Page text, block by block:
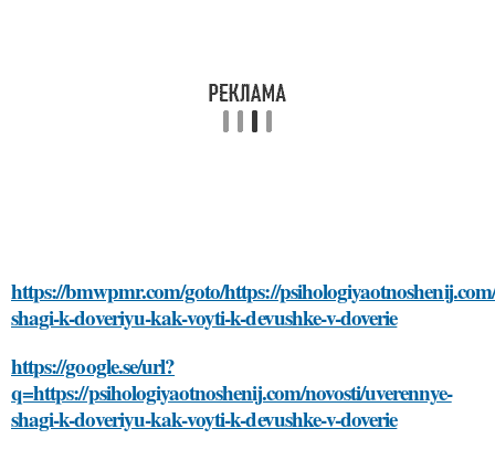
https://bmwpmr.com/goto/https://
shagi-k-doveriyu-kak-voyti-k-devushke-v-doverie
https://google.se/url?
q=https://psihologiyaotnoshenij.com/novosti/uverennye-
shagi-k-doveriyu-kak-voyti-k-devushke-v-doverie